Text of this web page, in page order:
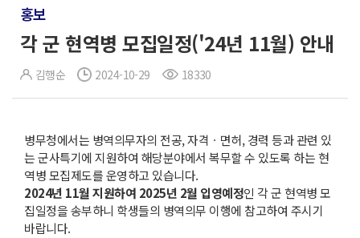
홍보
각 군 현역병 모집일정('24년 11월) 안내
김행순 2024-10-29 18330
병무청에서는 병역의무자의 전공, 자격ㆍ면허, 경력 등과 관련 있
는 군사특기에 지원하여 해당분야에서 복무할 수 있도록 하는 현
역병 모집제도를 운영하고 있습니다.
2024년 11월 지원하여 2025년 2월 입영예정인 각 군 현역병 모
집일정을 송부하니 학생들의 병역의무 이행에 참고하여 주시기
바랍니다.